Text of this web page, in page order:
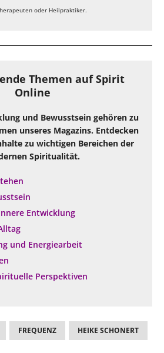
oder Heilpraktiker.
Themen auf Spirit
Online
und Bewusstsein gehören zu
unseres Magazins. Entdecken
zu wichtigen Bereichen der
Spiritualität.
Entwicklung
und Energiearbeit
Perspektiven
FREQUENZ HEIKE SCHONERT